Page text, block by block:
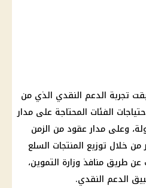
تجربة الدعم النقدي الذي من
الفئات المحتاجة على مدار
وعلى مدار عقود من الزمن
خلال توزيع المنتجات السلع
طريق منافذ وزارة التموين،
الدعم النقدي.